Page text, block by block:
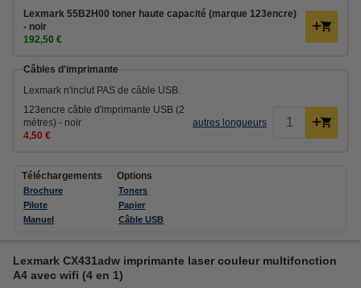
Lexmark 55B2H00 toner haute capacité (marque 123encre)
- noir
192,50 €
Câbles d'imprimante
Lexmark n'inclut PAS de câble USB.
123encre câble d'imprimante USB (2
mètres) - noir
4,50 €
autres longueurs
Téléchargements
Brochure
Pilote
Manuel
Options
Toners
Papier
Câble USB
Lexmark CX431adw imprimante laser couleur multifonction
A4 avec wifi (4 en 1)